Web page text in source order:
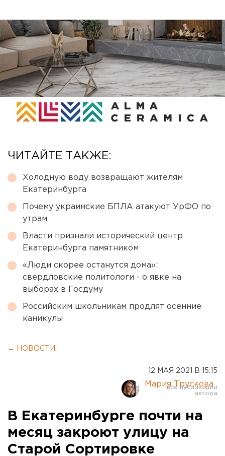
ЧИТАЙТЕ ТАКЖЕ:
Холодную воду возвращают жителям
Екатеринбурга
Почему украинские БПЛА атакуют УрФО по
утрам
Власти признали исторический центр
Екатеринбурга памятником
«Люди скорее останутся дома»:
свердловские политологи - о явке на
выборах в Госдуму
Российским школьникам продлят осенние
каникулы
← НОВОСТИ
12 МАЯ 2021 В 15:15
Мария Трускова
В Екатеринбурге почти на
месяц закроют улицу на
Старой Сортировке